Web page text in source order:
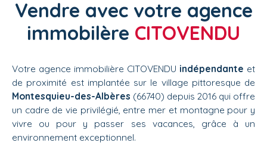
Vendre avec votre agence
immobilère CITOVENDU
Votre agence immobilière CITOVENDU indépendante et
de proximité est implantée sur le village pittoresque de
Montesquieu-des-Albères (66740) depuis 2016 qui offre
un cadre de vie privilégié, entre mer et montagne pour y
vivre ou pour y passer ses vacances, grâce à un
environnement exceptionnel.